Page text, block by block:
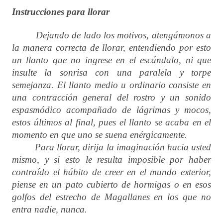
Instrucciones para llorar
Dejando de lado los motivos, atengámonos a
la manera correcta de llorar, entendiendo por esto
un llanto que no ingrese en el escándalo, ni que
insulte la sonrisa con una paralela y torpe
semejanza. El llanto medio u ordinario consiste en
una contracción general del rostro y un sonido
espasmódico acompañado de lágrimas y mocos,
estos últimos al final, pues el llanto se acaba en el
momento en que uno se suena enérgicamente.
Para llorar, dirija la imaginación hacia usted
mismo, y si esto le resulta imposible por haber
contraído el hábito de creer en el mundo exterior,
piense en un pato cubierto de hormigas o en esos
golfos del estrecho de Magallanes en los que no
entra nadie, nunca.